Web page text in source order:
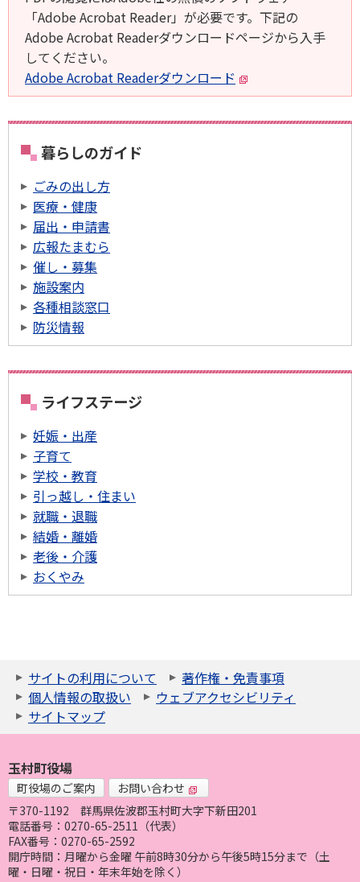
「Adobe Acrobat Reader」が必要です。下記の
Adobe Acrobat Readerダウンロードページから入手
してください。
Adobe Acrobat Readerダウンロード
暮らしのガイド
ごみの出し方
医療・健康
届出・申請書
広報たまむら
催し・募集
施設案内
各種相談窓口
防災情報
ライフステージ
妊娠・出産
子育て
学校・教育
引っ越し・住まい
就職・退職
結婚・離婚
老後・介護
おくやみ
サイトの利用について
著作権・免責事項
個人情報の取扱い
ウェブアクセシビリティ
サイトマップ
玉村町役場
町役場のご案内
お問い合わせ
〒370-1192
群馬県佐波郡玉村町大字下新田201
電話番号：0270-65-2511（代表）
FAX番号：0270-65-2592
開庁時間：月曜から金曜 午前8時30分から午後5時15分まで（土
曜・日曜・祝日・年末年始を除く）